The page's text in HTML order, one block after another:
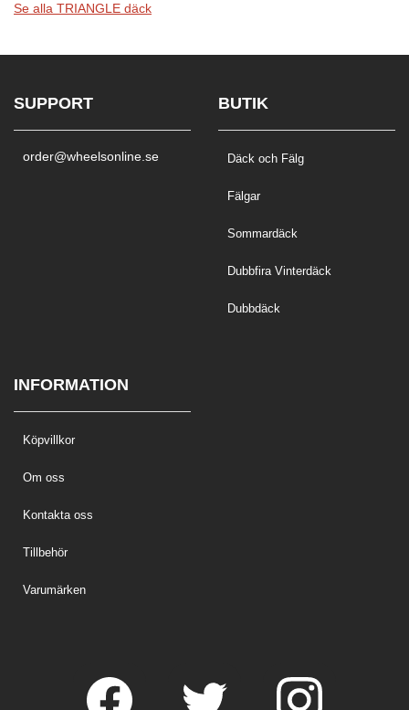
Se alla TRIANGLE däck
SUPPORT
order@wheelsonline.se
BUTIK
Däck och Fälg
Fälgar
Sommardäck
Dubbfira Vinterdäck
Dubbdäck
INFORMATION
Köpvillkor
Om oss
Kontakta oss
Tillbehör
Varumärken